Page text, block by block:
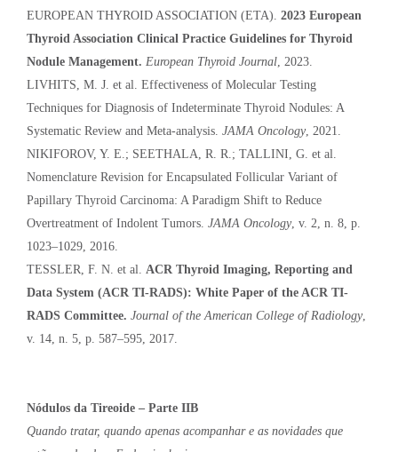
EUROPEAN THYROID ASSOCIATION (ETA). 2023 European
Thyroid Association Clinical Practice Guidelines for Thyroid
Nodule Management. European Thyroid Journal , 2023.
LIVHITS, M. J. et al. Effectiveness of Molecular Testing
Techniques for Diagnosis of Indeterminate Thyroid Nodules: A
Systematic Review and Meta-analysis. JAMA Oncology, 2021.
NIKIFOROV, Y. E.; SEETHALA, R. R.; TALLINI, G. et al.
Nomenclature Revision for Encapsulated Follicular Variant of
Papillary Thyroid Carcinoma: A Paradigm Shift to Reduce
Overtreatment of Indolent Tumors. JAMA Oncology, v. 2, n. 8, p.
1023–1029, 2016.
TESSLER, F. N. et al. ACR Thyroid Imaging, Reporting and
Data System (ACR TI-RADS): White Paper of the ACR TI-
RADS Committee. Journal of the American College of Radiology,
v. 14, n. 5, p. 587–595, 2017.
Nódulos da Tireoide – Parte IIB
Quando tratar, quando apenas acompanhar e as novidades que